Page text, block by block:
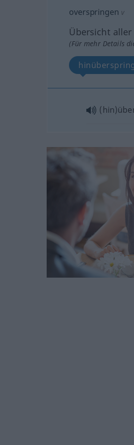
overspringen v
Übersicht
(Für mehr Details